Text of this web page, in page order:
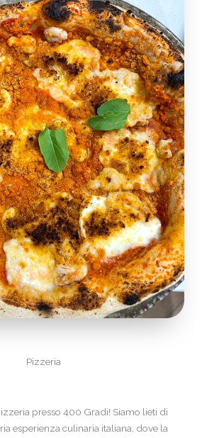
Pizzeria
presso 400 Gradi! Siamo lieti di
esperienza culinaria italiana, dove la